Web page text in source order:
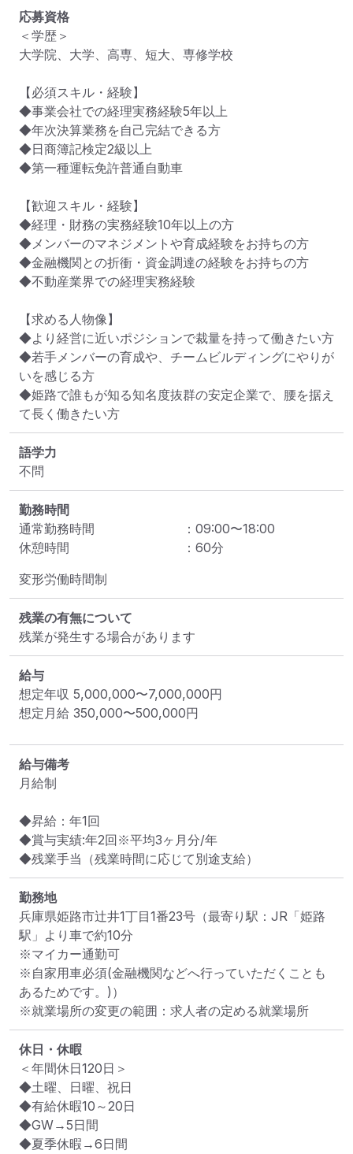
応募資格
＜学歴＞
大学院、大学、高専、短大、専修学校
【必須スキル・経験】
◆事業会社での経理実務経験5年以上
◆年次決算業務を自己完結できる方
◆日商簿記検定2級以上
◆第一種運転免許普通自動車
【歓迎スキル・経験】
◆経理・財務の実務経験10年以上の方
◆メンバーのマネジメントや育成経験をお持ちの方
◆金融機関との折衝・資金調達の経験をお持ちの方
◆不動産業界での経理実務経験
【求める人物像】
◆より経営に近いポジションで裁量を持って働きたい方
◆若手メンバーの育成や、チームビルディングにやりが
いを感じる方
◆姫路で誰もが知る知名度抜群の安定企業で、腰を据え
て長く働きたい方
語学力
不問
勤務時間
通常勤務時間
： 09:00〜18:00
休憩時間
： 60分
変形労働時間制
残業の有無について
残業が発生する場合があります
給与
想定年収 5,000,000〜7,000,000円
想定月給 350,000〜500,000円
給与備考
月給制
◆昇給：年1回
◆賞与実績:年2回※平均3ヶ月分/年
勤務地
兵庫県姫路市辻井1丁目1番23号 （最寄り駅：JR「姫路
駅」より車で約10分
※マイカー通勤可
※自家用車必須(金融機関などへ行っていただくことも
あるためです。)）
※就業場所の変更の範囲：求人者の定める就業場所
休日・休暇
＜年間休日120日＞
◆土曜、日曜、祝日
◆有給休暇10～20日
◆GW→5日間
◆夏季休暇→6日間